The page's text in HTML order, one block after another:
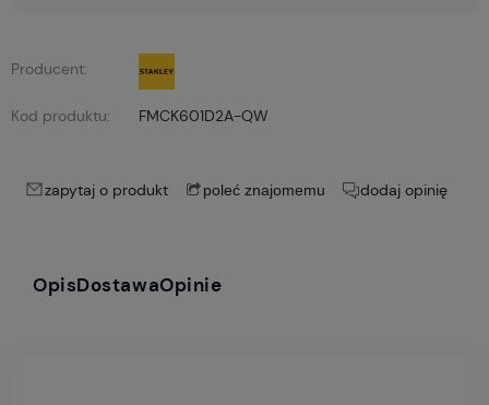
Producent:
Kod produktu: FMCK601D2A-QW
zapytaj o produkt poleć znajomemu dodaj opinię
OpisDostawaOpinie